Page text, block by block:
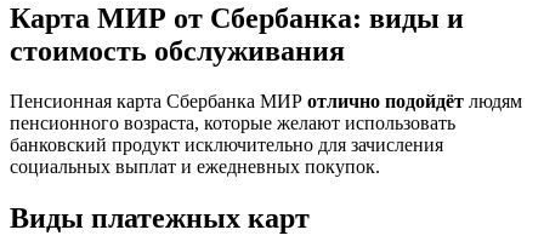
Карта МИР от Сбербанка: виды и
стоимость обслуживания
Пенсионная карта Сбербанка МИР отлично подойдёт людям
пенсионного возраста, которые желают использовать
банковский продукт исключительно для зачисления
социальных выплат и ежедневных покупок.
Виды платежных карт